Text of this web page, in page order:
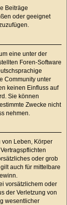
Beiträge
oder geeignet
eine unter der
Foren-Software
Community unter
keinen Einfluss auf
Sie können
Zwecke nicht
nehmen.
von Leben, Körper
oder grob
auch für mittelbare
vorsätzlichem oder
der Verletzung von
wesentlicher